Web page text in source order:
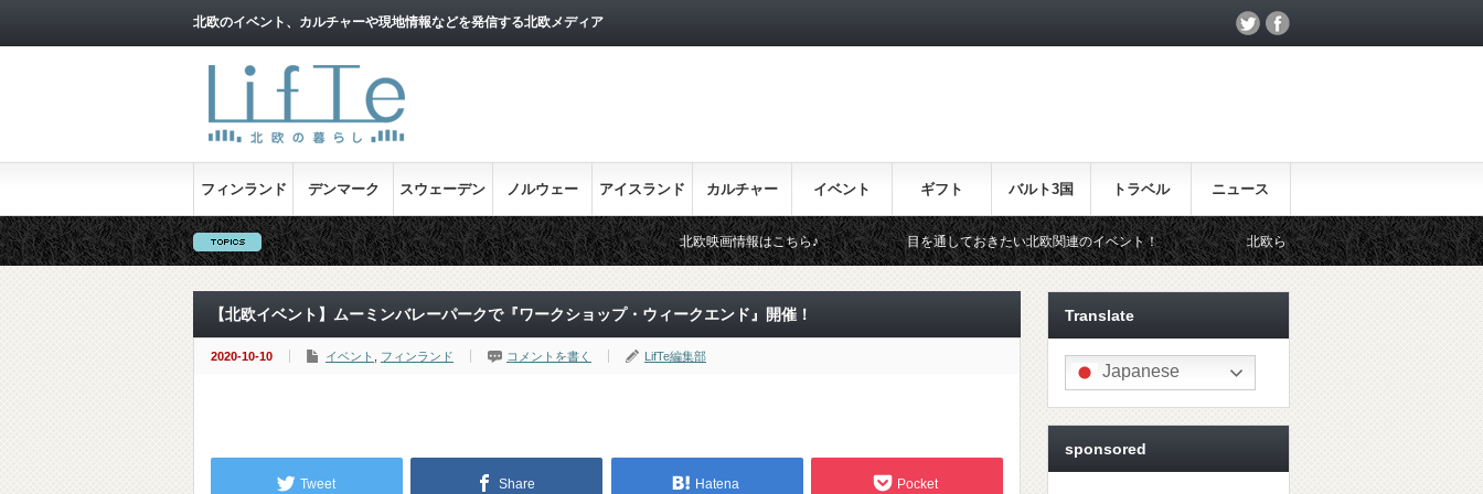
北欧のイベント、カルチャーや現地情報などを発信する北欧メディア
フィンランド デンマーク スウェーデン ノルウェー アイスランド カルチャー イベント ギフト バルト3国 トラベル ニュース
北欧映画情報はこちら♪ 目を通しておきたい北欧関連のイベント！ 北欧らしいギフトをお探しの方はこちら♪
【北欧イベント】ムーミンバレーパークで『ワークショップ・ウィークエンド』開催！
2020-10-10 イベント フィンランド コメントを書く LifTe編集部
Tweet Share Hatena Pocket
Translate
Japanese
sponsored